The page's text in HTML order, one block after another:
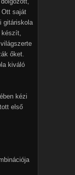
Ott saját
gitáriskola
készít,
őket.
kiváló
kézi
első